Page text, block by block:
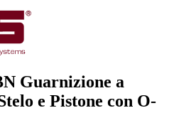
Guarnizione a
e Pistone con O-